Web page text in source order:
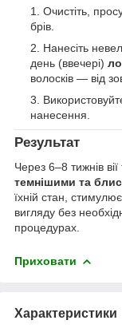
Очистіть,
брів.
Нанесіть
день (ввечері)
волосків — від
нанесення.
Результат
Через 6–8 тижнів
темнішими та
їхній стан,
вигляду без
процедурах.
Приховати
Характеристики